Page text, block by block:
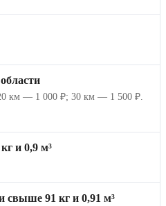
км — 1 000 ₽; 30 км — 1 500 ₽.
и 0,9 м³
свыше 91 кг и 0,91 м³